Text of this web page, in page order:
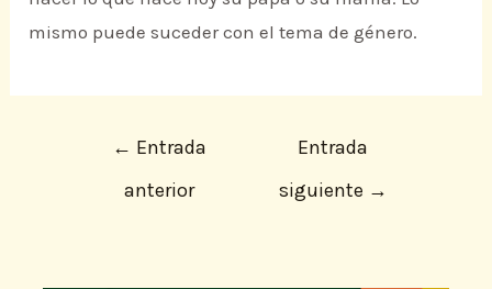
mismo puede suceder con el tema de género.
← Entrada
anterior
Entrada
siguiente →